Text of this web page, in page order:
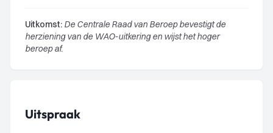
Uitkomst: De Centrale Raad van Beroep bevestigt de
herziening van de WAO-uitkering en wijst het hoger
beroep af.
Uitspraak